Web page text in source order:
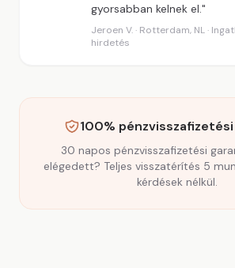
gyorsabban kelnek el."
Jeroen V. · Rotterdam, NL ·
hirdetés
100%
30 napos pénzvisszafizetési
elégedett? Teljes visszatérítés 5
kérdések nélkül.